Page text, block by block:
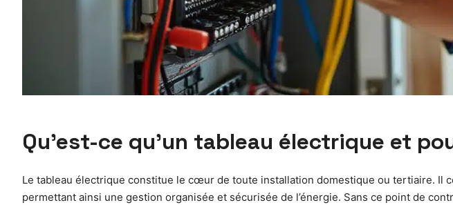
Qu’est-ce qu’un tableau électrique et
Le tableau électrique constitue le cœur de toute installation domestique ou tertiaire.
permettant ainsi une gestion organisée et sécurisée de l’énergie. Sans ce point de